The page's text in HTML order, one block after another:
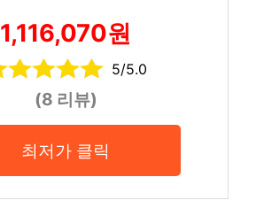
1,116,070원
5/5.0
(8 리뷰)
최저가 클릭